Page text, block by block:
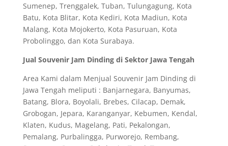
Sumenep, Trenggalek, Tuban, Tulungagung, Kota
Batu, Kota Blitar, Kota Kediri, Kota Madiun, Kota
Malang, Kota Mojokerto, Kota Pasuruan, Kota
Probolinggo, dan Kota Surabaya.
Jual Souvenir Jam Dinding di Sektor Jawa Tengah
Area Kami dalam Menjual Souvenir Jam Dinding di
Jawa Tengah meliputi : Banjarnegara, Banyumas,
Batang, Blora, Boyolali, Brebes, Cilacap, Demak,
Grobogan, Jepara, Karanganyar, Kebumen, Kendal,
Klaten, Kudus, Magelang, Pati, Pekalongan,
Pemalang, Purbalingga, Purworejo, Rembang,